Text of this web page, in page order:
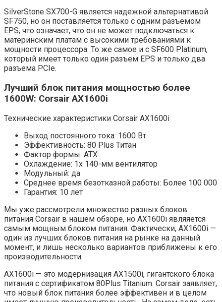
SilverStone SX700-G является надежной альтернативой
SF750, но он поставляется только с одним разъемом
EPS, что означает, что он не может подключаться к
материнским платам с высокими требованиями к
мощности процессора. То же самое и с SF600 Platinum,
который имеет только один разъем EPS и только два
разъема PCIe.
Лучший блок питания мощностью более
1600W: Corsair AX1600i
Технические характеристики Corsair AX1600i
Выход постоянного тока: 1600 Вт
Эффективность: 80 Plus Титан
Фактор формы: ATX
Охлаждение: 1x 140-мм вентилятор
Модульный: да
Среднее время безотказной работы: Более 100 000
Гарантия: 10 лет
Мы уже рассмотрели множество разных блоков
питания Corsair в нашем обзоре, но AX1600i являяется
самым мощным блоком питания. Фактически, AX1600i —
один из лучших блоков питания на рынке на данный
момент, и лишь несколько вариантов приближены к его
производительности.
AX1600i — это модернизация AX1500i, гигантского блока
питания с сертификатом 80Plus Titanium. Corsair заявляет,
что новый блок питания более эффективен и в целом